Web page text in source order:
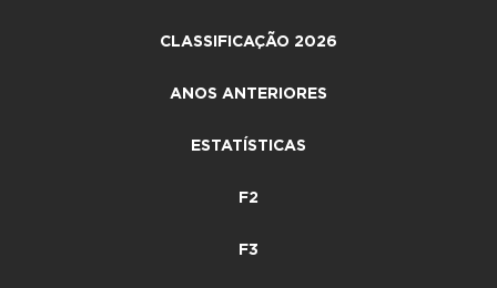
CLASSIFICAÇÃO 2026
ANOS ANTERIORES
ESTATÍSTICAS
F2
F3